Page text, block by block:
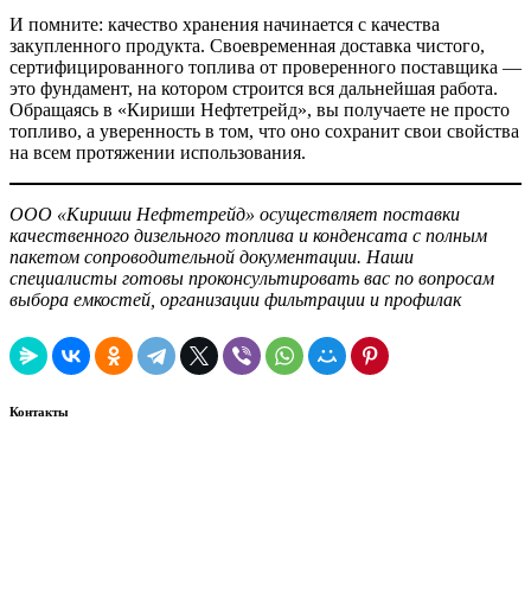
И помните: качество хранения начинается с качества
закупленного продукта. Своевременная доставка чистого,
сертифицированного топлива от проверенного поставщика —
это фундамент, на котором строится вся дальнейшая работа.
Обращаясь в «Кириши Нефтетрейд», вы получаете не просто
топливо, а уверенность в том, что оно сохранит свои свойства
на всем протяжении использования.
ООО «Кириши Нефтетрейд» осуществляет поставки
качественного дизельного топлива и конденсата с полным
пакетом сопроводительной документации. Наши
специалисты готовы проконсультировать вас по вопросам
выбора емкостей, организации фильтрации и профилак
Контакты